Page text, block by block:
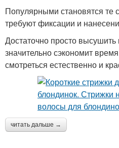
Популярными становятся те
требуют фиксации и
Достаточно просто
значительно сэкономит
смотреться естественно и
читать дальше →